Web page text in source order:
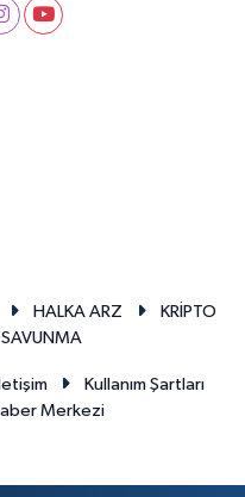
HALKA ARZ
KRİPTO
SAVUNMA
İletişim
Kullanım Şartları
Merkezi